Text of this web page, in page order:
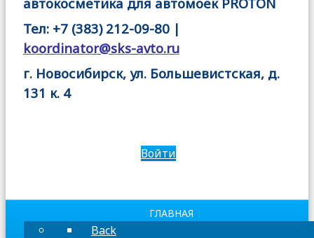
Тел: +7 (383) 212-09-80 |
koordinator@sks-avto.ru
г. Новосибирск, ул. Большевистская, д.
131 к. 4
Войти
ГЛАВНАЯ
Back